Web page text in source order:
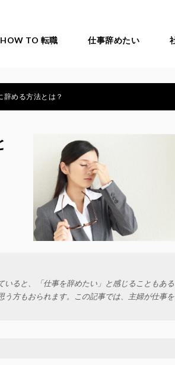
HOW TO 転職 仕事辞めたい
める方法とは？
ると、「仕事を辞めたい」と感じることもある
方もおられます。この記事では、主婦が仕事を